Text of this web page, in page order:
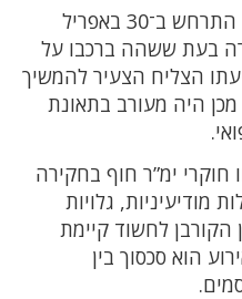
על פי חומר החקירה, האירוע התרחש ב־30 באפריל
בעת ששהה ברכבו על
הצליח הצעיר להמשיך
היה מעורב בתאונת
ימ”ר חוף בחקירה
מודיעיניות, גלויות
הקורבן לחשוד קיימת
הוא סכסוך בין